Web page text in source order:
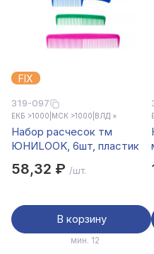
FIX
319-097
ЕКБ >1000 МСК >1000 ВЛД ×
Набор расчесок тм
ЮНИLOOK, 6шт, пластик
58,32 ₽ /шт.
В корзину
мин. 12